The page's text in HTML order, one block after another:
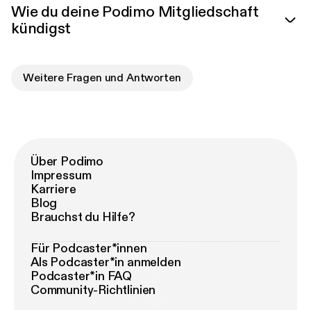
Wie du deine Podimo Mitgliedschaft
kündigst
Weitere Fragen und Antworten
Über Podimo
Impressum
Karriere
Blog
Brauchst du Hilfe?
Für Podcaster*innen
Als Podcaster*in anmelden
Podcaster*in FAQ
Community-Richtlinien